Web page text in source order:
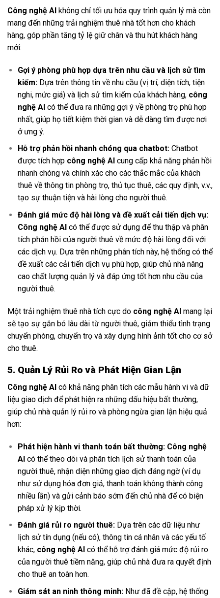
Công nghệ AI không chỉ tối ưu hóa quy trình quản lý mà còn
mang đến những trải nghiệm thuê nhà tốt hơn cho khách
hàng, góp phần tăng tỷ lệ giữ chân và thu hút khách hàng
mới:
Gợi ý phòng phù hợp dựa trên nhu cầu và lịch sử tìm
kiếm:Dựa trên thông tin về nhu cầu (vị trí, diện tích, tiện
nghi, mức giá) và lịch sử tìm kiếm của khách hàng, công
nghệ AIcó thể đưa ra những gợi ý về phòng trọ phù hợp
nhất, giúp họ tiết kiệm thời gian và dễ dàng tìm được nơi
ở ưng ý.
Hỗ trợ phản hồi nhanh chóng qua chatbot:Chatbot
được tích hợp công nghệ AI cung cấp khả năng phản hồi
nhanh chóng và chính xác cho các thắc mắc của khách
thuê về thông tin phòng trọ, thủ tục thuê, các quy định, v.v.,
tạo sự thuận tiện và hài lòng cho người thuê.
Đánh giá mức độ hài lòng và đề xuất cải tiến dịch vụ:
Công nghệ AIcó thể được sử dụng để thu thập và phân
tích phản hồi của người thuê về mức độ hài lòng đối với
các dịch vụ. Dựa trên những phân tích này, hệ thống có thể
đề xuất các cải tiến dịch vụ phù hợp, giúp chủ nhà nâng
cao chất lượng quản lý và đáp ứng tốt hơn nhu cầu của
người thuê.
Một trải nghiệm thuê nhà tích cực do công nghệ AI mang lại
sẽ tạo sự gắn bó lâu dài từ người thuê, giảm thiểu tình trạng
chuyển phòng, chuyển trọ và xây dựng hình ảnh tốt cho cơ sở
cho thuê.
5. Quản Lý Rủi Ro và Phát Hiện Gian Lận
Công nghệ AI có khả năng phân tích các mẫu hành vi và dữ
liệu giao dịch để phát hiện ra những dấu hiệu bất thường,
giúp chủ nhà quản lý rủi ro và phòng ngừa gian lận hiệu quả
hơn:
Phát hiện hành vi thanh toán bất thường: Công nghệ
AIcó thể theo dõi và phân tích lịch sử thanh toán của
người thuê, nhận diện những giao dịch đáng ngờ (ví dụ
như sử dụng hóa đơn giả, thanh toán không thành công
nhiều lần) và gửi cảnh báo sớm đến chủ nhà để có biện
pháp xử lý kịp thời.
Đánh giá rủi ro người thuê:Dựa trên các dữ liệu như
lịch sử tín dụng (nếu có), thông tin cá nhân và các yếu tố
khác, công nghệ AI có thể hỗ trợ đánh giá mức độ rủi ro
của người thuê tiềm năng, giúp chủ nhà đưa ra quyết định
cho thuê an toàn hơn.
Giám sát an ninh thông minh:Như đã đề cập, hệ thống